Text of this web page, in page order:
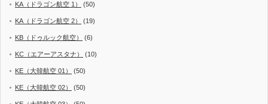
KA（ドラゴン航空 1） (50)
KA（ドラゴン航空 2） (19)
KB（ドゥルック航空） (6)
KC（エアーアスタナ） (10)
KE（大韓航空 01） (50)
KE（大韓航空 02） (50)